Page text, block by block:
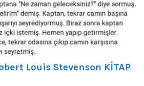
Louis Stevenson KİTAP